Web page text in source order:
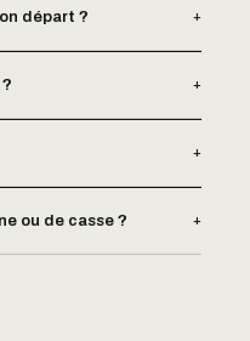
départ ? +
+
+
ou de casse ? +